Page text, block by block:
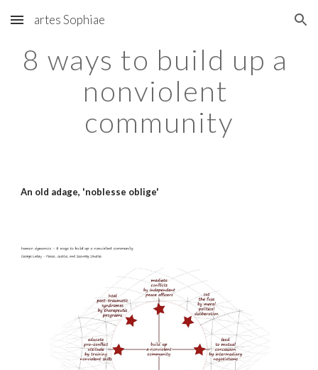
Skip to main content Skip to navigation
artes Sophiae
8 ways to build up a
nonviolent
community
An old adage, 'noblesse oblige'